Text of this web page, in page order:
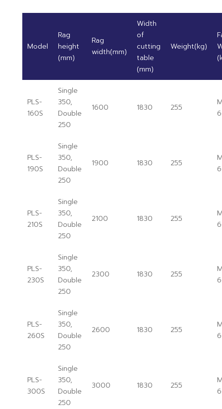
Model
Rag
height
(mm)
Rag
width(mm)
Width
of
cutting
table
(mm)
Weight(kg)
PLS-
160S
Single
350,
Double
250
1600 1830 255
PLS-
190S
Single
350,
Double
250
1900 1830 255
PLS-
210S
Single
350,
Double
250
2100 1830 255
PLS-
230S
Single
350,
Double
250
2300 1830 255
PLS-
260S
Single
350,
Double
250
2600 1830 255
PLS-
300S
Single
350,
Double
250
3000 1830 255